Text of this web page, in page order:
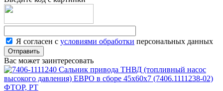
Я согласен с условиями обработки персональных данных
Отправить
Вас может заинтересовать